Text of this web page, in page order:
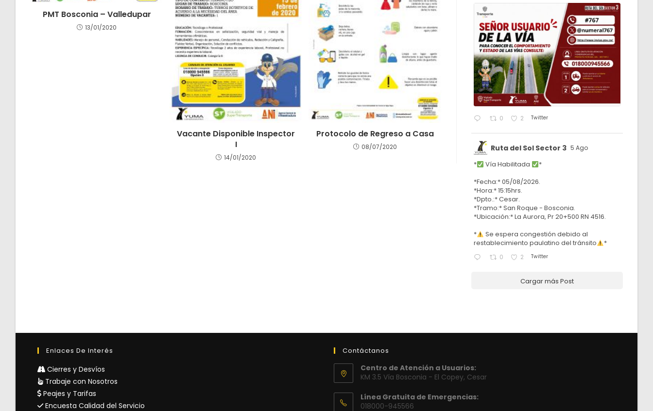
PMT Bosconia – Valledupar
13/01/2020
Vacante Disponible Inspector
I
14/01/2020
Protocolo de Regreso a Casa
08/07/2020
0 2 Twitter
Ruta del Sol Sector 3 5 Ago
* Vía Habilitada
*
*Fecha:* 05/08/2026.
*Hora:* 15:15hrs.
*Dpto.:* Cesar.
*Tramo:* San Roque - Bosconia.
*Ubicación:* La Aurora, Pr 20+500 RN 4516.
*
Se espera congestión debido al
restablecimiento paulatino del tránsito
*
0 2 Twitter
Cargar más Post
Enlaces De Interés
Cierres y Desvíos
Trabaje con Nosotros
Peajes y Tarifas
Encuesta Calidad del Servicio
Contáctanos
Centro de Atención a Usuarios:
KM 3.5 Vía Bosconia - El Copey, Cesar
Línea Gratuita de Emergencias:
018000-945566